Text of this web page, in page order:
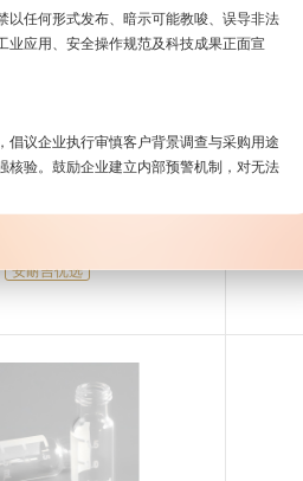
安耐吉优选
以任何形式发布、暗示可能教唆、误导非法
业应用、安全操作规范及科技成果正面宣
议企业执行审慎客户背景调查与采购用途
核验。鼓励企业建立内部预警机制，对无法
秉持高标准合规要求，规范信息发布。要
可持续发展理念与实践，为全球化学品安